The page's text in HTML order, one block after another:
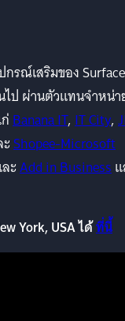
กรณ์เสริมของ Surface
ป ผ่านตัวแทนจำหน่
Banana IT, IT City,
Shopee-Microsoft
ะAdd in Business
York, USA ได้ที่นี้